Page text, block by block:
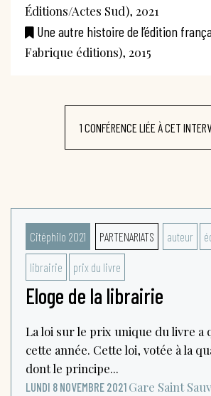
Éditions/Actes Sud), 2021
Une autre histoire de l’édition
Fabrique éditions), 2015
1 CONFÉRENCE LIÉE À CET
Citéphilo 2021 PARTENARIATS auteur
librairie prix du livre
Eloge de la librairie
La loi sur le prix unique du livre a
cette année. Cette loi, votée à la
dont le principe...
LUNDI 8 NOVEMBRE 2021 Gare Saint